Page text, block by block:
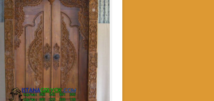
Jendela Jawa L 80cm X T 150cm Pintu
Kaca
Rp 1.500.000